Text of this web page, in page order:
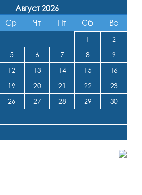
Август 2026
Ср Чт Пт Сб Вс
1
2
5 6 7 8
9
12 13 14 15
16
19 20 21 22
23
26 27 28 29
30